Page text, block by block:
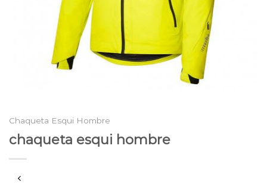
Chaqueta Esqui Hombre
chaqueta esqui hombre